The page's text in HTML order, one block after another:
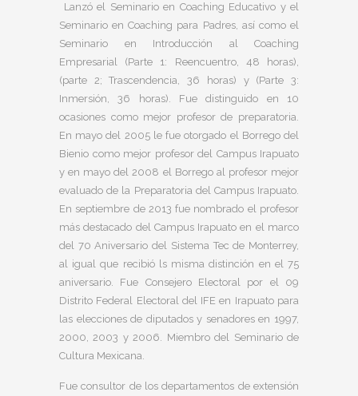
Lanzó el Seminario en Coaching Educativo y el
Seminario en Coaching para Padres, así como el
Seminario en Introducción al Coaching
Empresarial (Parte 1: Reencuentro, 48 horas),
(parte 2; Trascendencia, 36 horas) y (Parte 3:
Inmersión, 36 horas). Fue distinguido en 10
ocasiones como mejor profesor de preparatoria.
En mayo del 2005 le fue otorgado el Borrego del
Bienio como mejor profesor del Campus Irapuato
y en mayo del 2008 el Borrego al profesor mejor
evaluado de la Preparatoria del Campus Irapuato.
En septiembre de 2013 fue nombrado el profesor
más destacado del Campus Irapuato en el marco
del 70 Aniversario del Sistema Tec de Monterrey,
al igual que recibió ls misma distinción en el 75
aniversario. Fue Consejero Electoral por el 09
Distrito Federal Electoral del IFE en Irapuato para
las elecciones de diputados y senadores en 1997,
2000, 2003 y 2006. Miembro del Seminario de
Cultura Mexicana.
Fue consultor de los departamentos de extensión